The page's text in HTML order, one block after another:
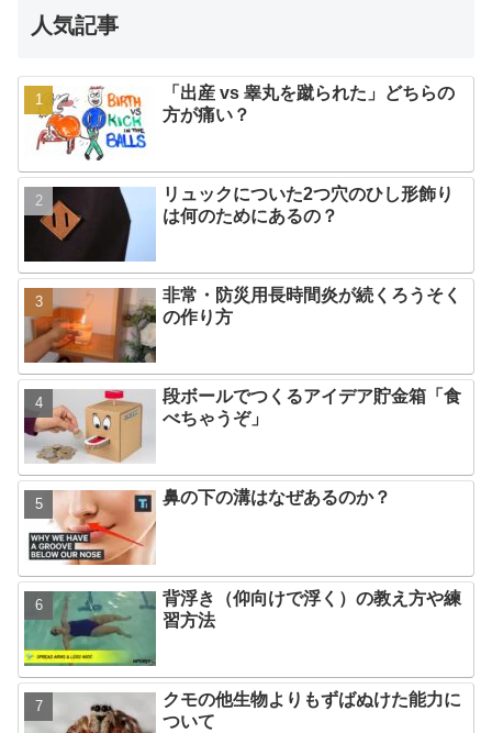
人気記事
「出産 vs 睾丸を蹴られた」どちらの
方が痛い？
リュックについた2つ穴のひし形飾り
は何のためにあるの？
非常・防災用長時間炎が続くろうそく
の作り方
段ボールでつくるアイデア貯金箱「食
べちゃうぞ」
鼻の下の溝はなぜあるのか？
背浮き（仰向けで浮く）の教え方や練
習方法
クモの他生物よりもずばぬけた能力に
ついて